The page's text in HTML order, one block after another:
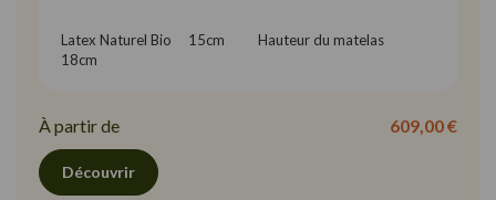
Latex Naturel Bio     15cm          Hauteur du matelas
18cm
À partir de 609,00 €
Découvrir